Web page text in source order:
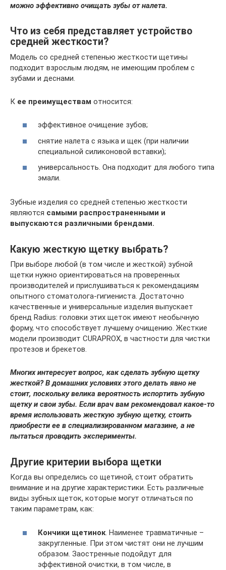
можно эффективно очищать зубы от налета.
Что из себя представляет устройство
средней жесткости?
Модель со средней степенью жесткости щетины
подходит взрослым людям, не имеющим проблем с
зубами и деснами.
К ее преимуществам относится:
эффективное очищение зубов;
снятие налета с языка и щек (при наличии
специальной силиконовой вставки);
универсальность. Она подходит для любого типа
эмали.
Зубные изделия со средней степенью жесткости
являются самыми распространенными и
выпускаются различными брендами.
Какую жесткую щетку выбрать?
При выборе любой (в том числе и жесткой) зубной
щетки нужно ориентироваться на проверенных
производителей и прислушиваться к рекомендациям
опытного стоматолога-гигиениста. Достаточно
качественные и универсальные изделия выпускает
бренд Radius: головки этих щеток имеют необычную
форму, что способствует лучшему очищению. Жесткие
модели производит CURAPROX, в частности для чистки
протезов и брекетов.
Многих интересует вопрос, как сделать зубную щетку
жесткой? В домашних условиях этого делать явно не
стоит, поскольку велика вероятность испортить зубную
щетку и свои зубы. Если врач вам рекомендовал какое-то
время использовать жесткую зубную щетку, стоить
приобрести ее в специализированном магазине, а не
пытаться проводить эксперименты.
Другие критерии выбора щетки
Когда вы определись со щетиной, стоит обратить
внимание и на другие характеристики. Есть различные
виды зубных щеток, которые могут отличаться по
таким параметрам, как:
Кончики щетинок. Наименее травматичные –
закругленные. При этом чистят они не лучшим
образом. Заостренные подойдут для
эффективной очистки, в том числе, в